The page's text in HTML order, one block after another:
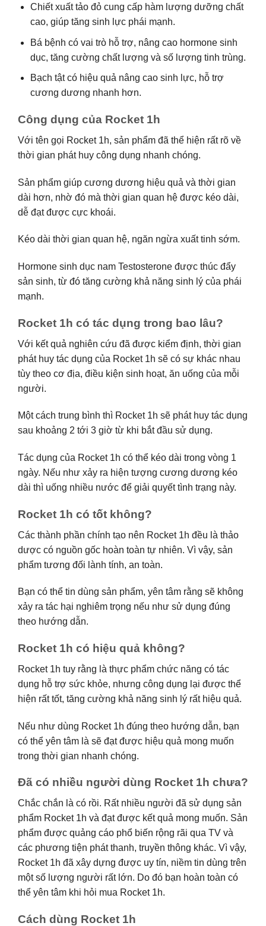
Chiết xuất tảo đỏ cung cấp hàm lượng dưỡng chất
cao, giúp tăng sinh lực phái mạnh.
Bá bệnh có vai trò hỗ trợ, nâng cao hormone sinh
dục, tăng cường chất lượng và số lượng tinh trùng.
Bạch tật có hiệu quả nâng cao sinh lực, hỗ trợ
cương dương nhanh hơn.
Công dụng của Rocket 1h
Với tên gọi Rocket 1h, sản phẩm đã thể hiện rất rõ về
thời gian phát huy công dụng nhanh chóng.
Sản phẩm giúp cương dương hiệu quả và thời gian
dài hơn, nhờ đó mà thời gian quan hệ được kéo dài,
dễ đạt được cực khoái.
Kéo dài thời gian quan hệ, ngăn ngừa xuất tinh sớm.
Hormone sinh dục nam Testosterone được thúc đẩy
sản sinh, từ đó tăng cường khả năng sinh lý của phái
mạnh.
Rocket 1h có tác dụng trong bao lâu?
Với kết quả nghiên cứu đã được kiểm định, thời gian
phát huy tác dụng của Rocket 1h sẽ có sự khác nhau
tùy theo cơ địa, điều kiện sinh hoạt, ăn uống của mỗi
người.
Một cách trung bình thì Rocket 1h sẽ phát huy tác dụng
sau khoảng 2 tới 3 giờ từ khi bắt đầu sử dụng.
Tác dụng của Rocket 1h có thể kéo dài trong vòng 1
ngày. Nếu như xảy ra hiện tượng cương dương kéo
dài thì uống nhiều nước để giải quyết tình trạng này.
Rocket 1h có tốt không?
Các thành phần chính tạo nên Rocket 1h đều là thảo
dược có nguồn gốc hoàn toàn tự nhiên. Vì vậy, sản
phẩm tương đối lành tính, an toàn.
Bạn có thể tin dùng sản phẩm, yên tâm rằng sẽ không
xảy ra tác hại nghiêm trọng nếu như sử dụng đúng
theo hướng dẫn.
Rocket 1h có hiệu quả không?
Rocket 1h tuy rằng là thực phẩm chức năng có tác
dụng hỗ trợ sức khỏe, nhưng công dụng lại được thể
hiện rất tốt, tăng cường khả năng sinh lý rất hiệu quả.
Nếu như dùng Rocket 1h đúng theo hướng dẫn, bạn
có thể yên tâm là sẽ đạt được hiệu quả mong muốn
trong thời gian nhanh chóng.
Đã có nhiều người dùng Rocket 1h chưa?
Chắc chắn là có rồi. Rất nhiều người đã sử dụng sản
phẩm Rocket 1h và đạt được kết quả mong muốn. Sản
phẩm được quảng cáo phổ biến rộng rãi qua TV và
các phương tiện phát thanh, truyền thông khác. Vì vậy,
Rocket 1h đã xây dựng được uy tín, niềm tin dùng trên
một số lượng người rất lớn. Do đó bạn hoàn toàn có
thể yên tâm khi hỏi mua Rocket 1h.
Cách dùng Rocket 1h